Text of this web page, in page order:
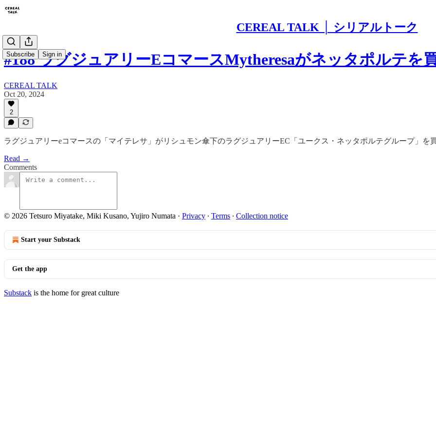
CEREAL TALK │ シリアルトーク
Subscribe Sign in
#188 ラグジュアリーEコマースMytheresaがネッタポルテを
CEREAL TALK
Oct 20, 2024
2
ラグジュアリーeコマースの「マイテレサ」がリシュモン傘下のラグジュアリーEC「ユークス・ネッタポルテグループ」を
Read →
Comments
© 2026 Tetsuro Miyatake, Miki Kusano, Yujiro Numata · Privacy ∙ Terms ∙ Collection notice
Start your Substack
Get the app
Substack is the home for great culture